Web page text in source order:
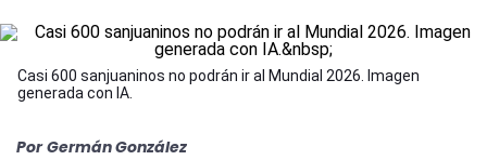
Casi 600 sanjuaninos no podrán ir al Mundial 2026. Imagen
generada con IA.
Por Germán González